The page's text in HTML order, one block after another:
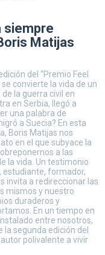
siempre
Matijas
del “Premio Feel
se convierte la vida de un
la guerra civil en
en Serbia, llegó a
una palabra de
a Suecia? En esta
Boris Matijas nos
en el que subyace la
a las
la vida. Un testimonio
estudiante, formador,
invita a redireccionar las
mismos y nuestro
duraderos y
En un tiempo en
entre nosotros,
segunda edición del
polivalente a vivir